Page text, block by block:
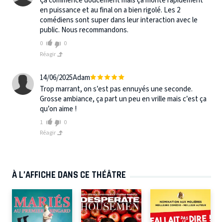
en puissance et au final on a bien rigolé. Les 2
comédiens sont super dans leur interaction avec le
public. Nous recommandons.
0
0
Réagir
14/06/2025Adam
Trop marrant, on s’est pas ennuyés une seconde.
Grosse ambiance, ça part un peu en vrille mais c’est ça
qu’on aime !
1
0
Réagir
À L’AFFICHE DANS CE THÉÂTRE